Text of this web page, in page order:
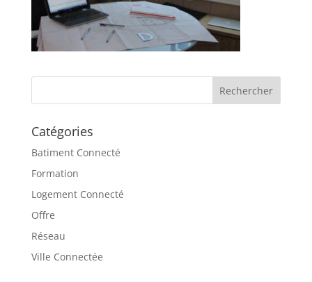
Catégories
Batiment Connecté
Formation
Logement Connecté
Offre
Réseau
Ville Connectée